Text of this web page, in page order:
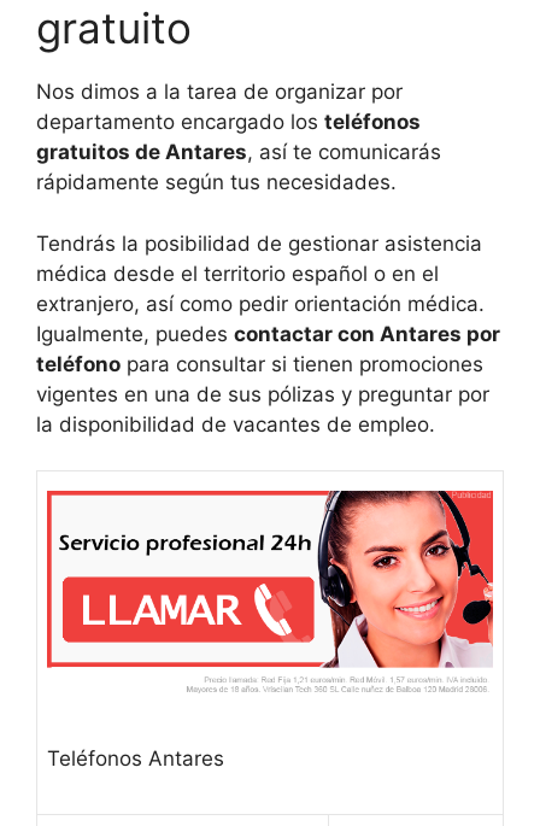
gratuito
Nos dimos a la tarea de organizar por
departamento encargado los teléfonos
gratuitos de Antares, así te comunicarás
rápidamente según tus necesidades.
Tendrás la posibilidad de gestionar asistencia
médica desde el territorio español o en el
extranjero, así como pedir orientación médica.
Igualmente, puedes contactar con Antares por
teléfono para consultar si tienen promociones
vigentes en una de sus pólizas y preguntar por
la disponibilidad de vacantes de empleo.
Teléfonos Antares